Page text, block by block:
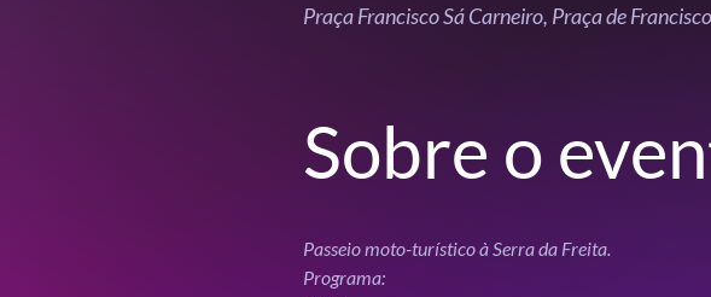
Praça Francisco Sá Carneiro, Praça de
Sobre o